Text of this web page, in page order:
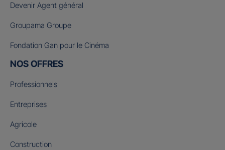
Devenir Agent général
Groupama Groupe
Fondation Gan pour le Cinéma
NOS OFFRES
Professionnels
Entreprises
Agricole
Construction